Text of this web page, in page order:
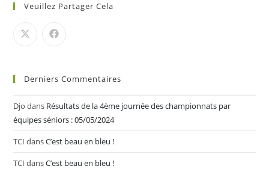
Veuillez Partager Cela
Derniers Commentaires
Djo dans Résultats de la 4ème journée des championnats par
équipes séniors : 05/05/2024
TCI dansC’est beau en bleu !
TCI dansC’est beau en bleu !